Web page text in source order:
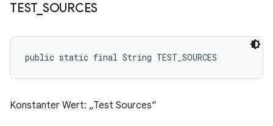
TEST_ SOURCES
public static final String TEST_SOURCES
Konstanter Wert: „Test Sources“